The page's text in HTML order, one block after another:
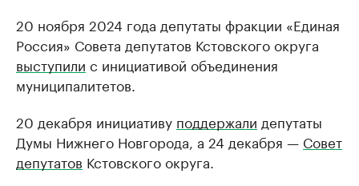
20 ноября 2024 года депутаты фракции «Единая
Россия» Совета депутатов Кстовского округа
выступили с инициативой объединения
муниципалитетов.
20 декабря инициативу поддержали депутаты
Думы Нижнего Новгорода, а 24 декабря — Совет
депутатов Кстовского округа.